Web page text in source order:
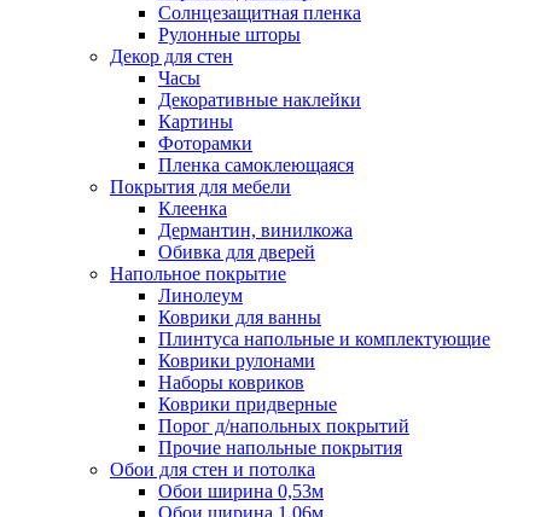
Солнцезащитная пленка
Рулонные шторы
Декор для стен
Часы
Декоративные наклейки
Картины
Фоторамки
Пленка самоклеющаяся
Покрытия для мебели
Клеенка
Дермантин, винилкожа
Обивка для дверей
Напольное покрытие
Линолеум
Коврики для ванны
Плинтуса напольные и комплектующие
Коврики рулонами
Наборы ковриков
Коврики придверные
Порог д/напольных покрытий
Прочие напольные покрытия
Обои для стен и потолка
Обои ширина 0,53м
Обои ширина 1,06м